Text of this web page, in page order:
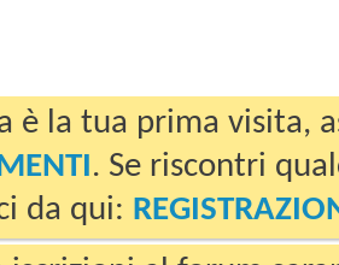
è la tua prima visita,
. Se riscontri
da qui: